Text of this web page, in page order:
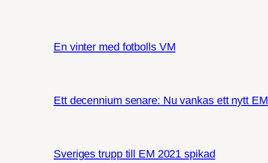
En vinter med fotbolls VM
Ett decennium senare: Nu vankas ett nytt EM
Sveriges trupp till EM 2021 spikad